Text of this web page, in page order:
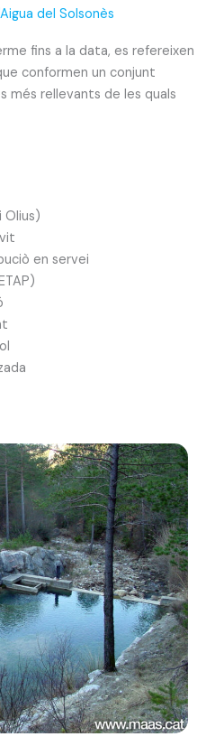
del Solsonès
fins a la data, es refereixen
conformen un conjunt
més rellevants de les quals
Olius)
en servei